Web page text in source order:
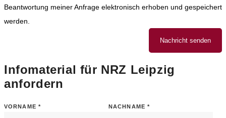
Beantwortung meiner Anfrage elektronisch erhoben und gespeichert
werden.
Nachricht senden
Infomaterial für NRZ Leipzig
anfordern
VORNAME * NACHNAME*